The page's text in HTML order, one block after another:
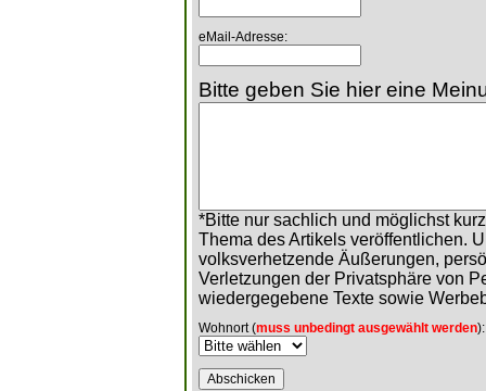
eMail-Adresse:
Bitte geben Sie hier eine
*Bitte nur sachlich und möglichst
Thema des Artikels veröffentlichen.
volksverhetzende Äußerungen,
Verletzungen der Privatsphäre von
wiedergegebene Texte sowie
Wohnort (muss unbedingt ausgewählt werden):